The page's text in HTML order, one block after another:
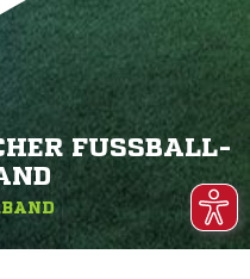
FUSSBALL-V